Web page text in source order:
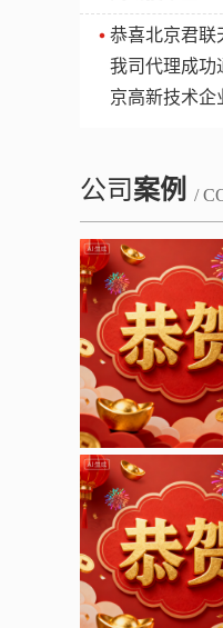
恭喜北京君联
我司代理成功
京高新技术企
公司案例 /